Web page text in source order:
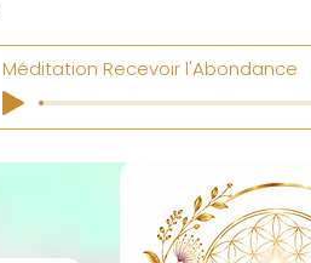
Méditation Recevoir l'Abondance